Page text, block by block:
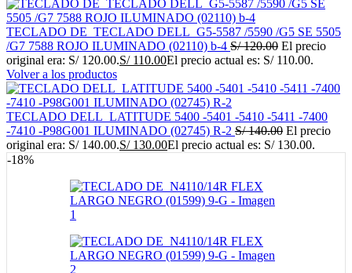
TECLADO DE_TECLADO DELL_G5-5587 /5590 /G5 SE 5505
/G7 7588 ROJO ILUMINADO (02110) b-4 S/120.00 El precio
original era: S/ 120.00.S/110.00El precio actual es: S/ 110.00.
Volver a los productos
TECLADO DELL_LATITUDE 5400 -5401 -5410 -5411 -7400
-7410 -P98G001 ILUMINADO (02745) R-2 S/140.00 El precio
original era: S/ 140.00.S/130.00El precio actual es: S/ 130.00.
-18%